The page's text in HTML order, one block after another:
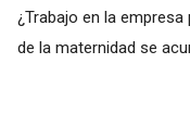
¿Trabajo en la
de la maternidad se